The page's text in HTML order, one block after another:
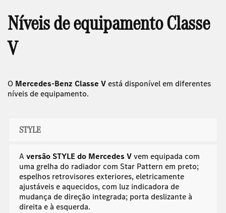
Níveis de equipamento Classe
V
O Mercedes-Benz Classe Vestá disponível em diferentes
níveis de equipamento.
STYLE
Aversão STYLE do Mercedes Vvem equipada com
uma grelha do radiador com Star Pattern em preto;
espelhos retrovisores exteriores, eletricamente
ajustáveis e aquecidos, com luz indicadora de
mudança de direção integrada; porta deslizante à
direita e à esquerda.